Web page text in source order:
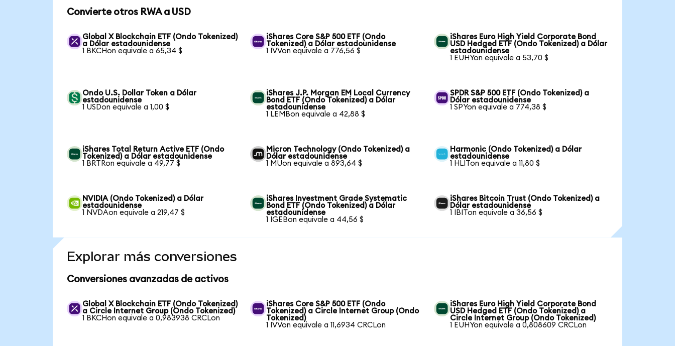
Convierte otros RWA a USD
Global X Blockchain ETF (Ondo Tokenized)
a Dólar estadounidense
1 BKCHon equivale a 65,34 $
iShares Core S&P 500 ETF (Ondo
Tokenized) a Dólar estadounidense
1 IVVon equivale a 776,56 $
iShares Euro High Yield Corporate Bond
USD Hedged ETF (Ondo Tokenized) a Dólar
estadounidense
1 EUHYon equivale a 53,70 $
Ondo U.S. Dollar Token a Dólar
estadounidense
1 USDon equivale a 1,00 $
iShares J.P. Morgan EM Local Currency
Bond ETF (Ondo Tokenized) a Dólar
estadounidense
1 LEMBon equivale a 42,88 $
SPDR S&P 500 ETF (Ondo Tokenized) a
Dólar estadounidense
1 SPYon equivale a 774,38 $
iShares Total Return Active ETF (Ondo
Tokenized) a Dólar estadounidense
1 BRTRon equivale a 49,77 $
Micron Technology (Ondo Tokenized) a
Dólar estadounidense
1 MUon equivale a 893,64 $
Harmonic (Ondo Tokenized) a Dólar
estadounidense
1 HLITon equivale a 11,80 $
NVIDIA (Ondo Tokenized) a Dólar
estadounidense
1 NVDAon equivale a 219,47 $
iShares Investment Grade Systematic
Bond ETF (Ondo Tokenized) a Dólar
estadounidense
1 IGEBon equivale a 44,56 $
iShares Bitcoin Trust (Ondo Tokenized) a
Dólar estadounidense
1 IBITon equivale a 36,56 $
Explorar más conversiones
Conversiones avanzadas de activos
Global X Blockchain ETF (Ondo Tokenized)
a Circle Internet Group (Ondo Tokenized)
1 BKCHon equivale a 0,983938 CRCLon
iShares Core S&P 500 ETF (Ondo
Tokenized) a Circle Internet Group (Ondo
Tokenized)
1 IVVon equivale a 11,6934 CRCLon
iShares Euro High Yield Corporate Bond
USD Hedged ETF (Ondo Tokenized) a
Circle Internet Group (Ondo Tokenized)
1 EUHYon equivale a 0,808609 CRCLon